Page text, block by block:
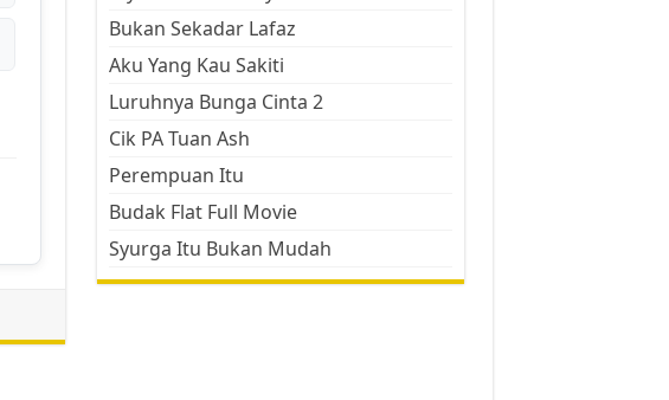
Bukan Sekadar Lafaz
Aku Yang Kau Sakiti
Luruhnya Bunga Cinta 2
Cik PA Tuan Ash
Perempuan Itu
Budak Flat Full Movie
Syurga Itu Bukan Mudah